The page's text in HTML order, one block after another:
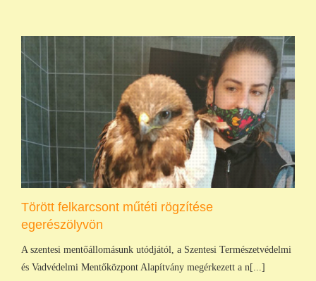
Törött felkarcsont műtéti rögzítése
egerészölyvön
A szentesi mentőállomásunk utódjától, a Szentesi Természetvédelmi
és Vadvédelmi Mentőközpont Alapítvány megérkezett a n[...]